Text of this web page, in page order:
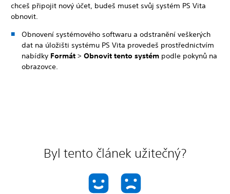
chceš připojit nový účet, budeš muset svůj systém PS Vita
obnovit.
Obnovení systémového softwaru a odstranění veškerých
dat na úložišti systému PS Vita provedeš prostřednictvím
nabídky Formát > Obnovit tento systém podle pokynů na
obrazovce.
Byl tento článek užitečný?